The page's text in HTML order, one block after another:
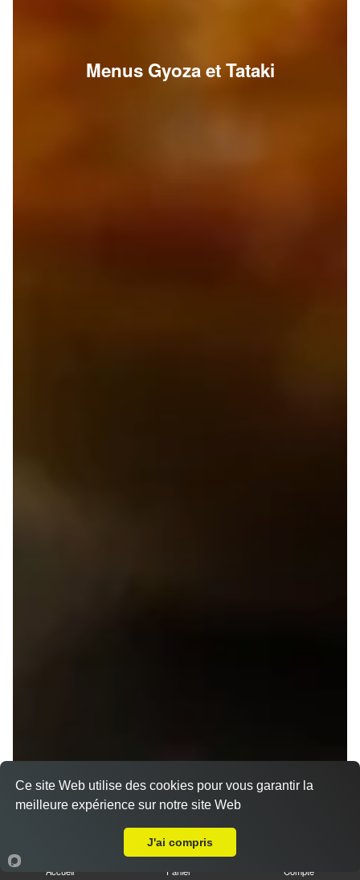
Menus Gyoza et Tataki
Accueil Panier Compte
Ce site Web utilise des cookies pour vous garantir la
meilleure expérience sur notre site Web
J'ai compris